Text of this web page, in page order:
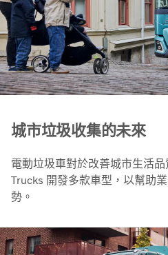
城市垃圾收集的未來
電動垃圾車對於改善城市生活
Trucks 開發多款車型，以幫助
勢。